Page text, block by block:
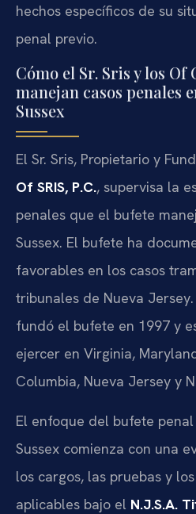
hechos específicos de su
penal previo.
Cómo el Sr. Sris y los Of
manejan casos penales
Sussex
El Sr. Sris, Propietario y
Of SRIS, P.C., supervisa la
penales que el bufete
Sussex. El bufete ha
favorables en los casos
tribunales de Nueva Jersey.
fundó el bufete en 1997 y
ejercer en Virginia,
Columbia, Nueva Jersey y
El enfoque del bufete
Sussex comienza con una
los cargos, las pruebas y
aplicables bajo el N.J.S.A.